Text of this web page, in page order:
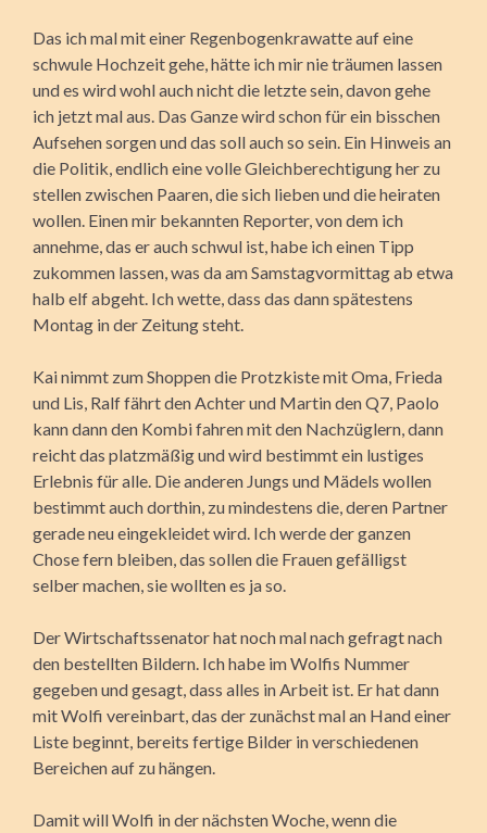
Das ich mal mit einer Regenbogenkrawatte auf eine
schwule Hochzeit gehe, hätte ich mir nie träumen lassen
und es wird wohl auch nicht die letzte sein, davon gehe
ich jetzt mal aus. Das Ganze wird schon für ein bisschen
Aufsehen sorgen und das soll auch so sein. Ein Hinweis an
die Politik, endlich eine volle Gleichberechtigung her zu
stellen zwischen Paaren, die sich lieben und die heiraten
wollen. Einen mir bekannten Reporter, von dem ich
annehme, das er auch schwul ist, habe ich einen Tipp
zukommen lassen, was da am Samstagvormittag ab etwa
halb elf abgeht. Ich wette, dass das dann spätestens
Montag in der Zeitung steht.
Kai nimmt zum Shoppen die Protzkiste mit Oma, Frieda
und Lis, Ralf fährt den Achter und Martin den Q7, Paolo
kann dann den Kombi fahren mit den Nachzüglern, dann
reicht das platzmäßig und wird bestimmt ein lustiges
Erlebnis für alle. Die anderen Jungs und Mädels wollen
bestimmt auch dorthin, zu mindestens die, deren Partner
gerade neu eingekleidet wird. Ich werde der ganzen
Chose fern bleiben, das sollen die Frauen gefälligst
selber machen, sie wollten es ja so.
Der Wirtschaftssenator hat noch mal nach gefragt nach
den bestellten Bildern. Ich habe im Wolfis Nummer
gegeben und gesagt, dass alles in Arbeit ist. Er hat dann
mit Wolfi vereinbart, das der zunächst mal an Hand einer
Liste beginnt, bereits fertige Bilder in verschiedenen
Bereichen auf zu hängen.
Damit will Wolfi in der nächsten Woche, wenn die